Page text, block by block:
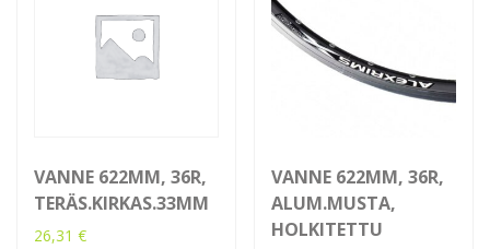
VANNE 622MM, 36R,
TERÄS.KIRKAS.33MM
26,31 €
VANNE 622MM, 36R,
ALUM.MUSTA,
HOLKITETTU